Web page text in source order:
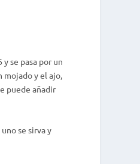
se pasa por un
y el ajo,
puede añadir
se sirva y